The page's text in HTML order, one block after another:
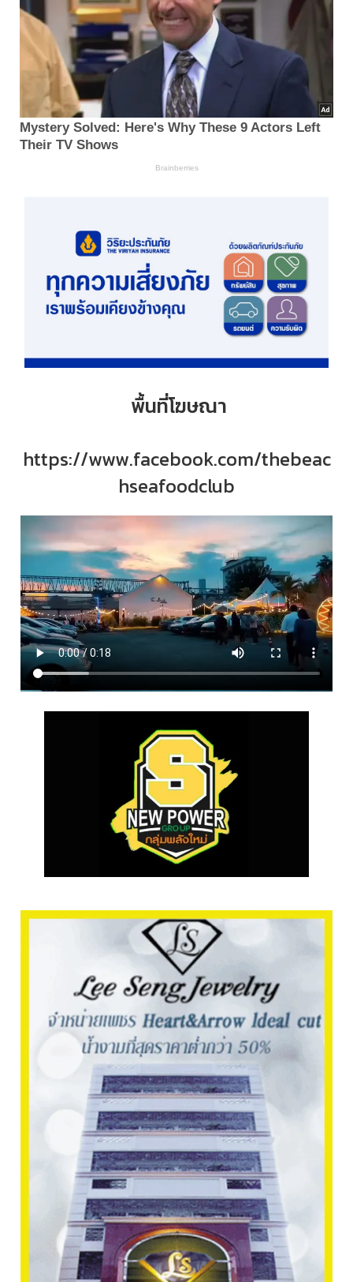
พื้นที่โฆษณา
https://www.facebook.com/thebeac
hseafoodclub